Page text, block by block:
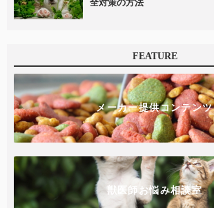
全対策の方法
FEATURE
メーカー提供コンテンツ
獣医師お悩み相談室